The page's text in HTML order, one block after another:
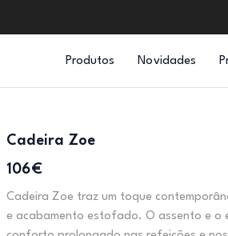
Produtos Novidades
Cadeira Zoe
106€
Cadeira Zoe traz um toque
e acabamento estofado. O assento e o